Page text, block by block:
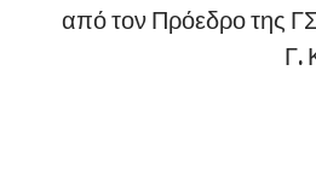
από τον Πρόεδρο της
Γ.